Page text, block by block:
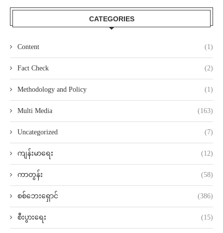
CATEGORIES
Content (1)
Fact Check (2)
Methodology and Policy (1)
Multi Media (163)
Uncategorized (7)
ကျန်းမာရေး (12)
ကာတွန်း (58)
စစ်ဘေးရှောင် (386)
စီးပွားရေး (15)